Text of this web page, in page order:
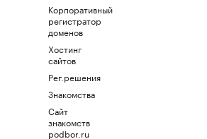
Корпоративный
регистратор
доменов
Хостинг
сайтов
Рег.решения
Знакомства
Сайт
знакомств
podbor.ru